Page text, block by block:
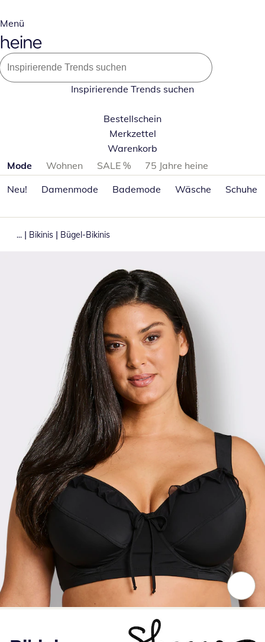
Menü
Inspirierende Trends suchen
Bestellschein
Merkzettel
Warenkorb
Produktkategorien überspringen
Mode Wohnen SALE %
75 Jahre heine
Neu!
Damenmode Bademode Wäsche Schuhe
... | Bikinis | Bügel-Bikinis